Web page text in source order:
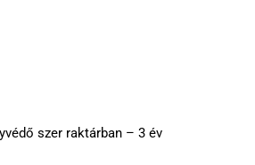
szer raktárban – 3 év